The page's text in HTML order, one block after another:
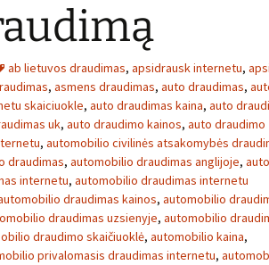
ab lietuvos draudimas, apsidrausk internetu,
, asmens draudimas, auto draudimas,
skaiciuokle, auto draudimas kaina, auto
uk, auto draudimo kainos, auto draudimo
, automobilio civilinės atsakomybės
draudimas, automobilio draudimas anglijoje,
internetu, automobilio draudimas internetu
draudimas kainos, automobilio
draudimas uzsienyje, automobilio
draudimo skaičiuoklė, automobilio kaina,
privalomasis draudimas internetu,